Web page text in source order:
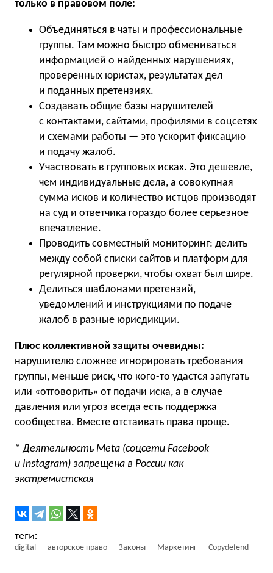
только в правовом поле:
Объединяться в чаты и профессиональные
группы. Там можно быстро обмениваться
информацией о найденных нарушениях,
проверенных юристах, результатах дел
и поданных претензиях.
Создавать общие базы нарушителей
с контактами, сайтами, профилями в соцсетях
и схемами работы — это ускорит фиксацию
и подачу жалоб.
Участвовать в групповых исках. Это дешевле,
чем индивидуальные дела, а совокупная
сумма исков и количество истцов производят
на суд и ответчика гораздо более серьезное
впечатление.
Проводить совместный мониторинг: делить
между собой списки сайтов и платформ для
регулярной проверки, чтобы охват был шире.
Делиться шаблонами претензий,
уведомлений и инструкциями по подаче
жалоб в разные юрисдикции.
Плюс коллективной защиты очевидны:
нарушителю сложнее игнорировать требования
группы, меньше риск, что кого-то удастся запугать
или «отговорить» от подачи иска, а в случае
давления или угроз всегда есть поддержка
сообщества. Вместе отстаивать права проще.
* Деятельность Meta (соцсети Facebook
и Instagram) запрещена в России как
экстремистская
digital авторское право Законы Маркетинг Copydefend